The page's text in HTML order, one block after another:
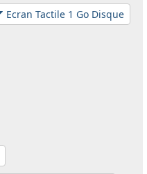
Ecran Tactile 1 Go Disque